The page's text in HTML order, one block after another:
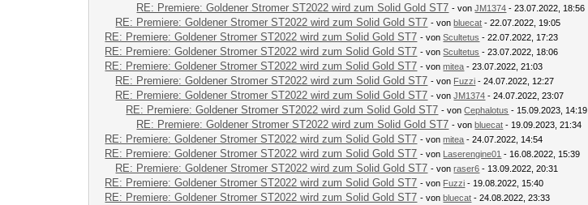
RE: Premiere: Goldener Stromer ST2022 wird zum Solid Gold ST7 - vonJM1374 - 23.07.2022, 18:56
RE: Premiere: Goldener Stromer ST2022 wird zum Solid Gold ST7 - vonbluecat - 22.07.2022, 19:05
RE: Premiere: Goldener Stromer ST2022 wird zum Solid Gold ST7 - vonScultetus - 22.07.2022, 17:23
RE: Premiere: Goldener Stromer ST2022 wird zum Solid Gold ST7 - vonScultetus - 23.07.2022, 18:06
RE: Premiere: Goldener Stromer ST2022 wird zum Solid Gold ST7 - vonmitea - 23.07.2022, 21:03
RE: Premiere: Goldener Stromer ST2022 wird zum Solid Gold ST7 - von Fuzzi - 24.07.2022, 12:27
RE: Premiere: Goldener Stromer ST2022 wird zum Solid Gold ST7 - vonJM1374 - 24.07.2022, 23:07
RE: Premiere: Goldener Stromer ST2022 wird zum Solid Gold ST7 - vonCephalotus - 15.09.2023, 14:19
RE: Premiere: Goldener Stromer ST2022 wird zum Solid Gold ST7 - vonbluecat - 19.09.2023, 21:34
RE: Premiere: Goldener Stromer ST2022 wird zum Solid Gold ST7 - vonmitea - 24.07.2022, 14:54
RE: Premiere: Goldener Stromer ST2022 wird zum Solid Gold ST7 - von Laserengine01 - 16.08.2022, 15:39
RE: Premiere: Goldener Stromer ST2022 wird zum Solid Gold ST7 - vonraser6 - 13.09.2022, 20:31
RE: Premiere: Goldener Stromer ST2022 wird zum Solid Gold ST7 - von Fuzzi - 19.08.2022, 15:40
RE: Premiere: Goldener Stromer ST2022 wird zum Solid Gold ST7 - vonbluecat - 24.08.2022, 23:33